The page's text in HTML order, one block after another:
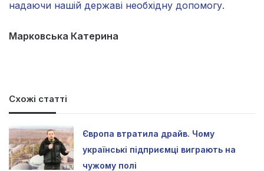
надаючи нашій державі необхідну допомогу.
Марковська Катерина
Схожі статті
Європа втратила драйв. Чому
українські підприємці виграють на
чужому полі